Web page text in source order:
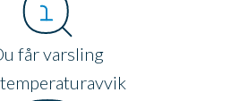
får varsling